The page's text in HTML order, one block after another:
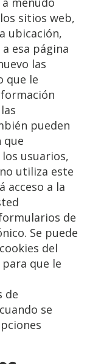
sitios web,
ubicación,
esa página
las
que le
pueden
que
usuarios,
utiliza este
acceso a la
de
Se puede
del
que le
de
se